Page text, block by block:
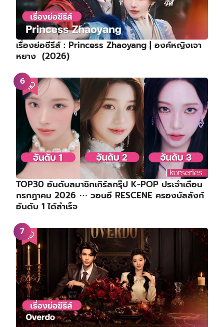
เรื่องย่อซีรีส์ : Princess Zhaoyang | องค์หญิงเจา
หยาง (2026)
TOP30 อันดับสมาชิกเกิร์ลกรุ๊ป K-POP ประจำเดือน
กรกฎาคม 2026 ⋯ วอนอี RESCENE ครองบัลลังก์
อันดับ 1 ได้สำเร็จ